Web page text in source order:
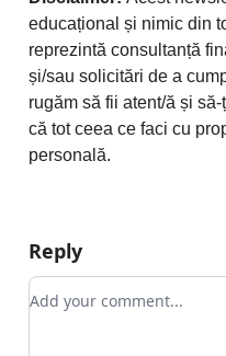
educațional și nimic din
reprezintă consultanță
și/sau solicitări de a
rugăm să fii atent/ă și
că tot ceea ce faci cu
personală.
Reply
Add your comment